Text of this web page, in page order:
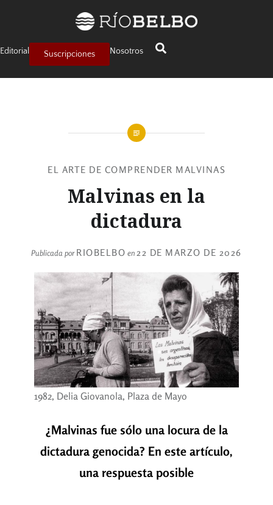
Editorial Suscripciones Nosotros
EL ARTE DE COMPRENDER MALVINAS
Malvinas en la
dictadura
Publicada porRIOBELBO en 22 DE MARZO DE 2026
1982, Delia Giovanola, Plaza de Mayo
¿Malvinas fue sólo una locura de la
dictadura genocida? En este artículo,
una respuesta posible